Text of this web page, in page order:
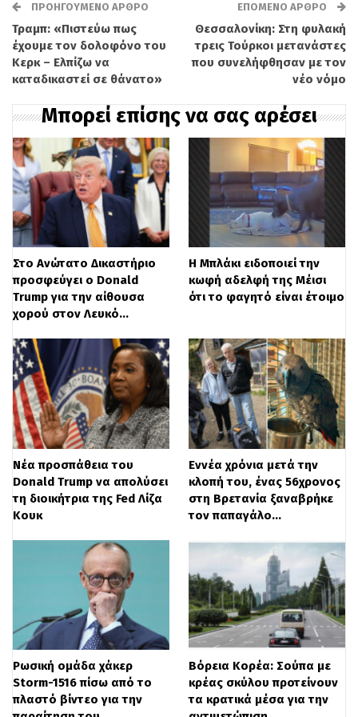
Με ταχύτητα που άγγιζε τα 140 χλμ/ώρα
ένας αστυνομικός σε μοτοσικλέτα που
συμμετείχε στη συνοδεία τους διέσχισε
τον δρόμο, λίγα μέτρα πριν τη γραμμή
τερματισμού και συγκρούστηκε με
αρκετούς αθλητές.
Στο βίντεο φαίνεται ένα ποδήλατο να
εκτοξεύεται ψηλά, ενώ οι θεατές,
έντρομοι, ουρλιάζουν και πέφτουν στο
έδαφος για να προστατευτούν. Λίγο
αργότερα, ο αστυνομικός χάνει τον έλεγχο
και καταλήγει πάνω στα προστατευτικά
κιγκλιδώματα στην άκρη της διαδρομής.
Susto mayúsculo en la Vuelta
Ciclística a Venezuela!
Un accidente inesperado
empañó la llegada de la tercera
etapa en Santa Elena de
Arenales, Mérida. Todo quedó
ΠΡΟΗΓΟΎΜΕΝΟ ΆΡΘΡΟ
Τραμπ: «Πιστεύω πως
έχουμε τον δολοφόνο του
Κερκ – Ελπίζω να
καταδικαστεί σε θάνατο»
ΕΠΌΜΕΝΟ ΆΡΘΡΟ
Θεσσαλονίκη: Στη φυλακή
τρεις Τούρκοι μετανάστες
που συνελήφθησαν με τον
νέο νόμο
Μπορεί επίσης να σας αρέσει
Στο Ανώτατο Δικαστήριο
προσφεύγει ο Donald
Trump για την αίθουσα
χορού στον Λευκό…
Η Μπλάκι ειδοποιεί την
κωφή αδελφή της Μέισι
ότι το φαγητό είναι έτοιμο
Νέα προσπάθεια του
Donald Trump να απολύσει
τη διοικήτρια της Fed Λίζα
Κουκ
Εννέα χρόνια μετά την
κλοπή του, ένας 56χρονος
στη Βρετανία ξαναβρήκε
τον παπαγάλο…
Ρωσική ομάδα χάκερ
Storm-1516 πίσω από το
πλαστό βίντεο για την
Βόρεια Κορέα: Σούπα με
κρέας σκύλου προτείνουν
τα κρατικά μέσα για την